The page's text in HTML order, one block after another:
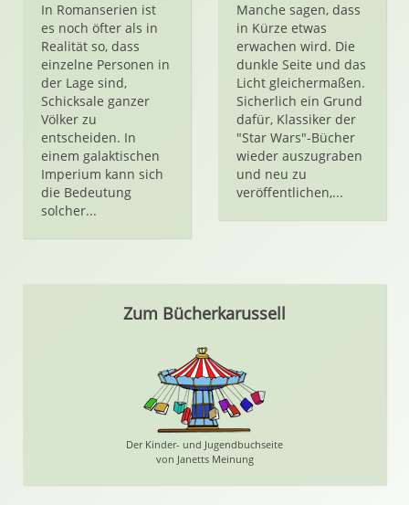
In Romanserien ist
es noch öfter als in
Realität so, dass
einzelne Personen in
der Lage sind,
Schicksale ganzer
Völker zu
entscheiden. In
einem galaktischen
Imperium kann sich
die Bedeutung
solcher...
Manche sagen, dass
in Kürze etwas
erwachen wird. Die
dunkle Seite und das
Licht gleichermaßen.
Sicherlich ein Grund
dafür, Klassiker der
"Star Wars"-Bücher
wieder auszugraben
und neu zu
veröffentlichen,...
Zum Bücherkarussell
Der Kinder- und Jugendbuchseite
von Janetts Meinung